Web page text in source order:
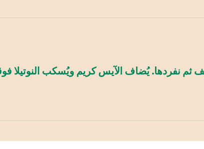
ثم نفردها. يُضاف الآيس كريم ويُسكب النوتيلا